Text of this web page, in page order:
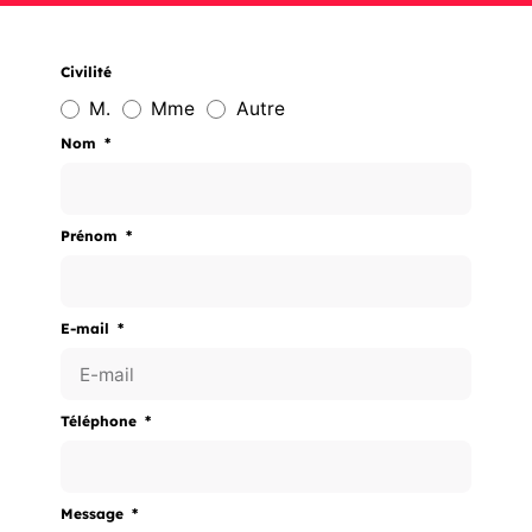
Civilité
M. Mme Autre
Nom
Prénom
E-mail
Téléphone
Message